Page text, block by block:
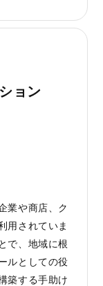
ョン
業や商店、ク
用されていま
で、地域に根
ルとしての役
築する手助け